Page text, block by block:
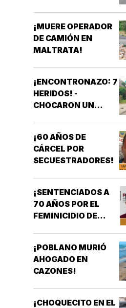
¡MUERE OPERADOR
DE CAMIÓN EN
MALTRATA!
¡ENCONTRONAZO: 7
HERIDOS! -
CHOCARON UN
LOS AZULES EN LA
TAMPIQUERA
¡60 AÑOS DE
CÁRCEL POR
SECUESTRADORES!
¡SENTENCIADOS A
70 AÑOS POR EL
FEMINICIDIO DE
¡POBLANO MURIÓ
AHOGADO EN
CAZONES!
¡CHOQUECITO EN EL